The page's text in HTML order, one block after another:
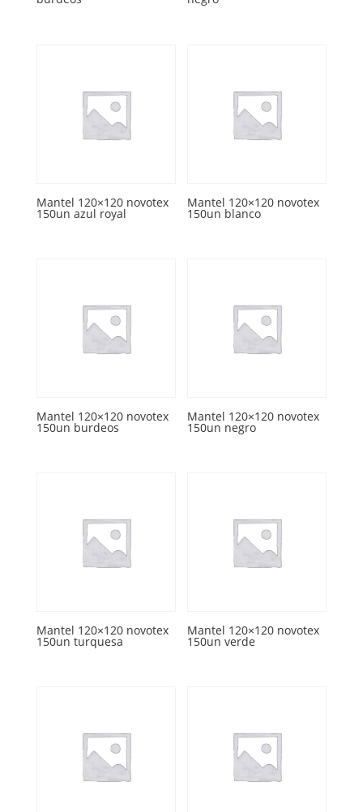
Mantel 120×120 novotex
150un azul royal
Mantel 120×120 novotex
150un blanco
Mantel 120×120 novotex
150un burdeos
Mantel 120×120 novotex
150un negro
Mantel 120×120 novotex
150un turquesa
Mantel 120×120 novotex
150un verde